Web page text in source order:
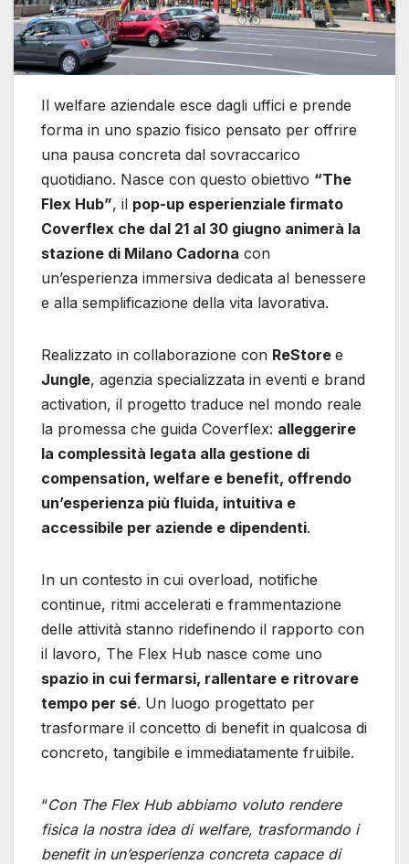
Il welfare aziendale esce dagli uffici e prende
forma in uno spazio fisico pensato per offrire
una pausa concreta dal sovraccarico
quotidiano. Nasce con questo obiettivo “The
Flex Hub”, il pop-up esperienziale firmato
Coverflex che dal 21 al 30 giugno animerà la
stazione di Milano Cadorna con
un’esperienza immersiva dedicata al benessere
e alla semplificazione della vita lavorativa.
Realizzato in collaborazione con ReStore e
Jungle, agenzia specializzata in eventi e brand
activation, il progetto traduce nel mondo reale
la promessa che guida Coverflex: alleggerire
la complessità legata alla gestione di
compensation, welfare e benefit, offrendo
un’esperienza più fluida, intuitiva e
accessibile per aziende e dipendenti.
In un contesto in cui overload, notifiche
continue, ritmi accelerati e frammentazione
delle attività stanno ridefinendo il rapporto con
il lavoro, The Flex Hub nasce come uno
spazio in cui fermarsi, rallentare e ritrovare
tempo per sé. Un luogo progettato per
trasformare il concetto di benefit in qualcosa di
concreto, tangibile e immediatamente fruibile.
“Con The Flex Hub abbiamo voluto rendere
fisica la nostra idea di welfare, trasformando i
benefit in un’esperienza concreta capace di